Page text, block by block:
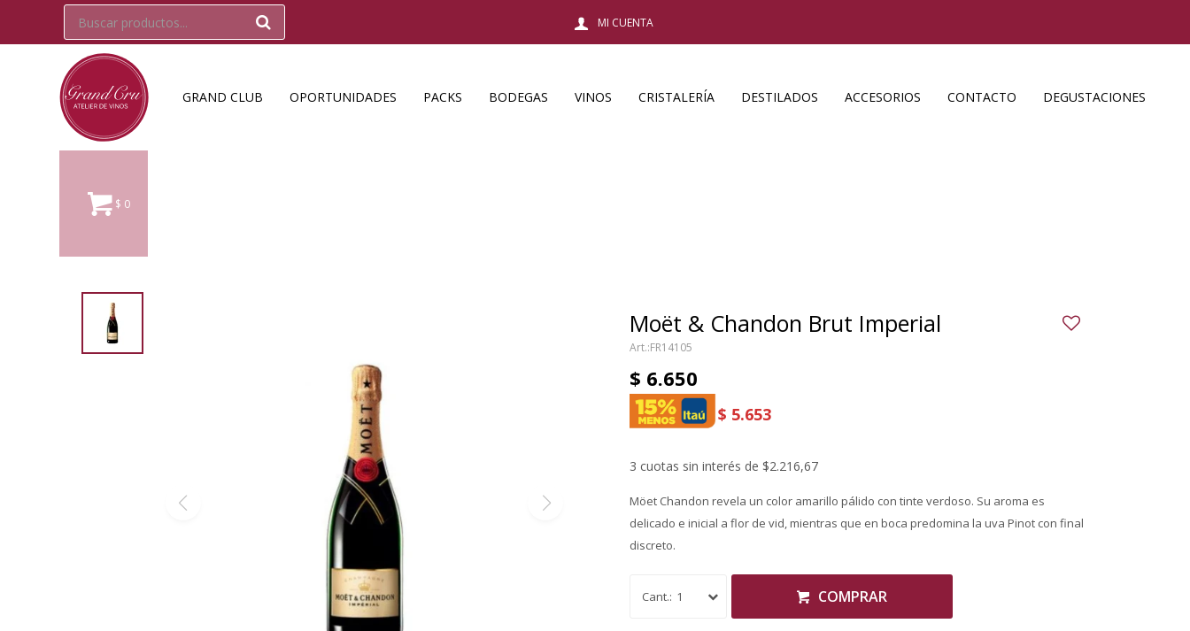
GRAND CLUB OPORTUNIDADES PACKS BODEGAS VINOS CRISTALERÍA DESTILADOS ACCESORIOS CONTACTO DEGUSTACIONES
$ 0
Moët & Chandon Brut Imperial
FR14105
$ 6.650
$ 5.653
3 cuotas sin interés de $2.216,67
Möet Chandon revela un color amarillo pálido con tinte verdoso. Su aroma es
delicado e inicial a flor de vid, mientras que en boca predomina la uva Pinot con final
discreto.
1 COMPRAR